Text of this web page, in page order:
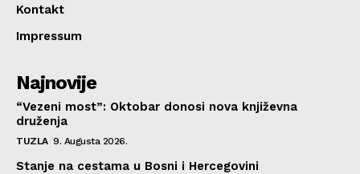
Kontakt
Impressum
Najnovije
“Vezeni most”: Oktobar donosi nova književna
druženja
TUZLA 9. Augusta 2026.
Stanje na cestama u Bosni i Hercegovini